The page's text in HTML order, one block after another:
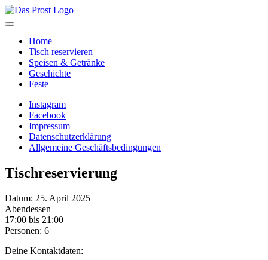
Home
Tisch reservieren
Speisen & Getränke
Geschichte
Feste
Instagram
Facebook
Impressum
Datenschutzerklärung
Allgemeine Geschäftsbedingungen
Tischreservierung
Datum: 25. April 2025
Abendessen
17:00 bis 21:00
Personen: 6
Deine Kontaktdaten: